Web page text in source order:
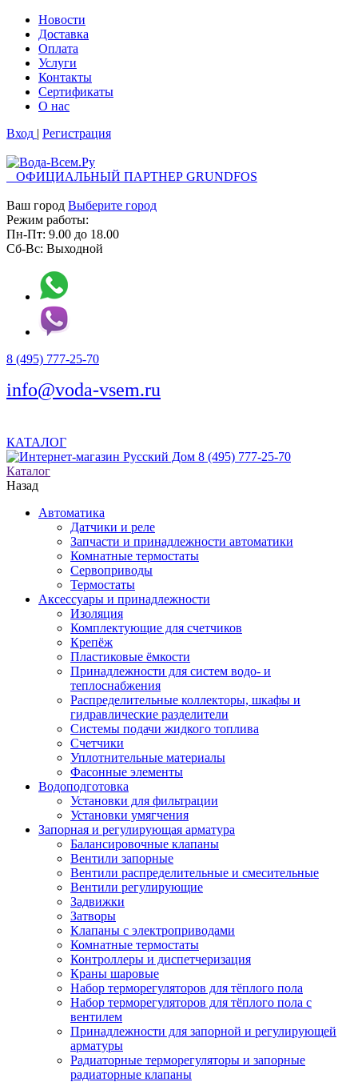
Новости
Доставка
Оплата
Услуги
Контакты
Cертификаты
О нас
Вход | Регистрация
ОФИЦИАЛЬНЫЙ ПАРТНЕР GRUNDFOS
Ваш город Выберите город
Режим работы:
Пн-Пт: 9.00 до 18.00
Сб-Вс: Выходной
8 (495) 777-25-70
info@voda-vsem.ru
КАТАЛОГ
8 (495) 777-25-70
Каталог
Назад
Автоматика
Датчики и реле
Запчасти и принадлежности автоматики
Комнатные термостаты
Сервоприводы
Термостаты
Аксессуары и принадлежности
Изоляция
Комплектующие для счетчиков
Крепёж
Пластиковые ёмкости
Принадлежности для систем водо- и
теплоснабжения
Распределительные коллекторы, шкафы и
гидравлические разделители
Системы подачи жидкого топлива
Счетчики
Уплотнительные материалы
Фасонные элементы
Водоподготовка
Установки для фильтрации
Установки умягчения
Запорная и регулирующая арматура
Балансировочные клапаны
Вентили запорные
Вентили распределительные и смесительные
Вентили регулирующие
Задвижки
Затворы
Клапаны с электроприводами
Комнатные термостаты
Контроллеры и диспетчеризация
Краны шаровые
Набор терморегуляторов для тёплого пола
Набор терморегуляторов для тёплого пола с
вентилем
Принадлежности для запорной и регулирующей
арматуры
Радиаторные терморегуляторы и запорные
радиаторные клапаны